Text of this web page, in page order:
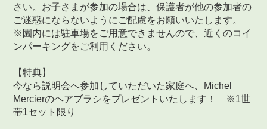
さい。お子さまが参加の場合は、保護者が他の参加者の
ご迷惑にならないようにご配慮をお願いいたします。
※園内には駐車場をご用意できませんので、近くのコイ
ンパーキングをご利用ください。
【特典】
今なら説明会へ参加していただいた家庭へ、Michel
Mercierのヘアブラシをプレゼントいたします！ ※1世
帯1セット限り